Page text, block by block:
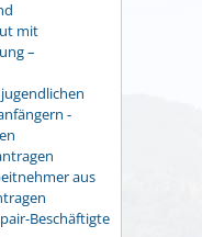
mit
–
-
aus
Beschäftigte